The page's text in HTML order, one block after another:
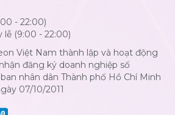
- 22:00)
lễ (9:00 - 22:00)
Việt Nam thành lập và hoạt động
đăng ký doanh nghiệp số
ban nhân dân Thành phố Hồ Chí Minh
07/10/2011